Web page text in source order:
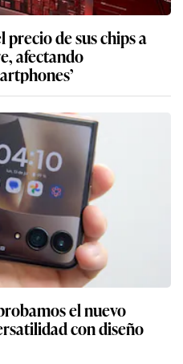
de sus chips a
afectando
el nuevo
con diseño